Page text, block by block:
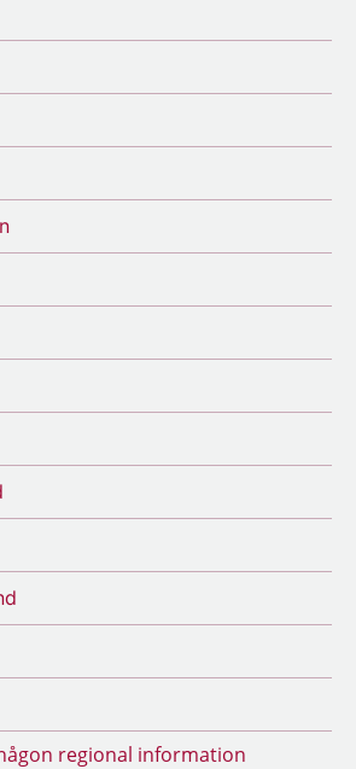
regional information